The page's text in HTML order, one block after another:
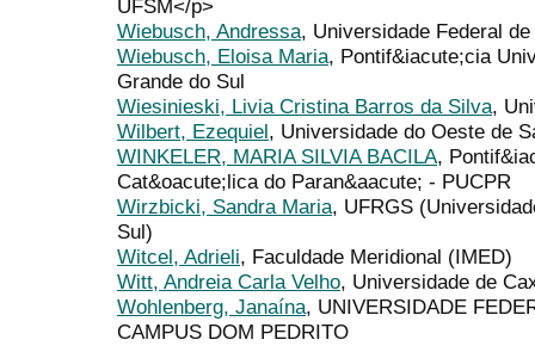
UFSM</p>
Wiebusch, Andressa, Universidade Federal
Wiebusch, Eloisa Maria, Pontif&iacute;cia
Grande do Sul
Wiesinieski, Livia Cristina Barros da Silva,
Wilbert, Ezequiel, Universidade do Oeste de
WINKELER, MARIA SILVIA BACILA,
Cat&oacute;lica do Paran&aacute; - PUCPR
Wirzbicki, Sandra Maria, UFRGS
Sul)
Witcel, Adrieli, Faculdade Meridional (IMED)
Witt, Andreia Carla Velho, Universidade de
Wohlenberg, Janaína, UNIVERSIDADE
CAMPUS DOM PEDRITO